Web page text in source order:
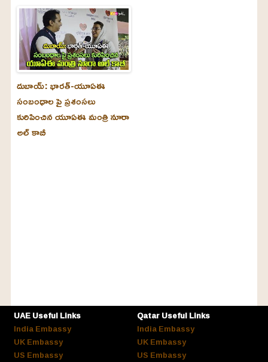
దుబాయ్‌: భారత్-యూఏఈ
సంబంధాల పై ప్రశంసలు
కురిపించిన యూఏఈ మంత్రి నూరా
అల్‌ కాబీ
UAE Useful Links
India Embassy
UK Embassy
US Embassy
Qatar Useful Links
India Embassy
UK Embassy
US Embassy